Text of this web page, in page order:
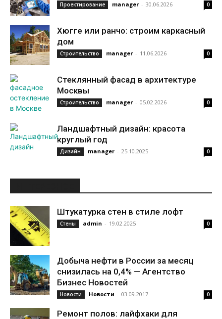
Проектирование manager - 30.06.2026 0
Хюгге или ранчо: строим каркасный
дом
Строительство manager - 11.06.2026 0
Стеклянный фасад в архитектуре
Москвы
Строительство manager - 05.02.2026 0
Ландшафтный дизайн: красота
круглый год
Дизайн manager - 25.10.2025 0
Штукатурка стен в стиле лофт
Стены admin - 19.02.2025 0
Добыча нефти в России за месяц
снизилась на 0,4% — Агентство
Бизнес Новостей
Новости Новости - 03.09.2017 0
Ремонт полов: лайфхаки для